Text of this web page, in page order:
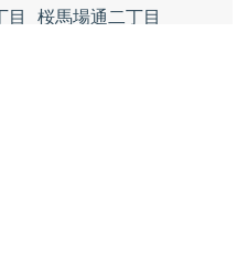
目
桜馬場通二丁目